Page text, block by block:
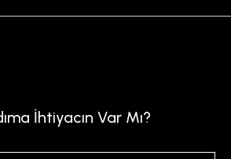
İhtiyacın Var Mı?